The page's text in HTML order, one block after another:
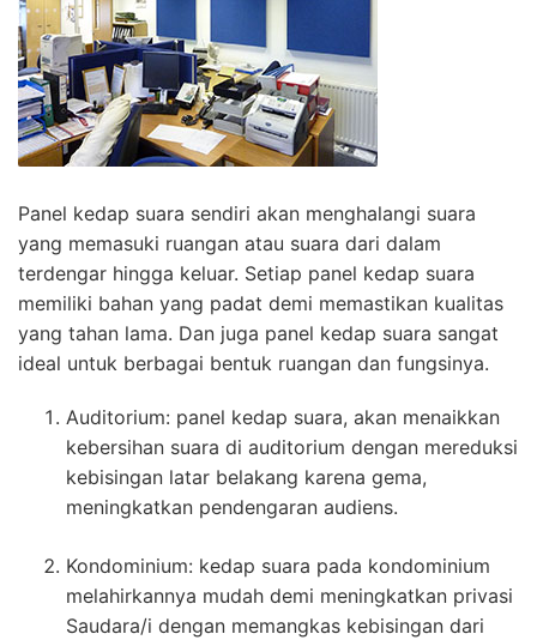
Panel kedap suara sendiri akan menghalangi suara
yang memasuki ruangan atau suara dari dalam
terdengar hingga keluar. Setiap panel kedap suara
memiliki bahan yang padat demi memastikan kualitas
yang tahan lama. Dan juga panel kedap suara sangat
ideal untuk berbagai bentuk ruangan dan fungsinya.
Auditorium: panel kedap suara, akan menaikkan
kebersihan suara di auditorium dengan mereduksi
kebisingan latar belakang karena gema,
meningkatkan pendengaran audiens.
Kondominium: kedap suara pada kondominium
melahirkannya mudah demi meningkatkan privasi
Saudara/i dengan memangkas kebisingan dari